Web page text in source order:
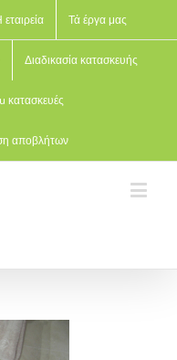
εταιρεία Τά έργα μας
Διαδικασία κατασκευής
κατασκευές
αποβλήτων